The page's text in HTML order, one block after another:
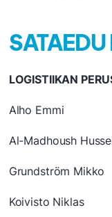
LOGISTIIKAN
Alho Emmi
Al-Madhoush
Grundström Mikko
Koivisto Niklas